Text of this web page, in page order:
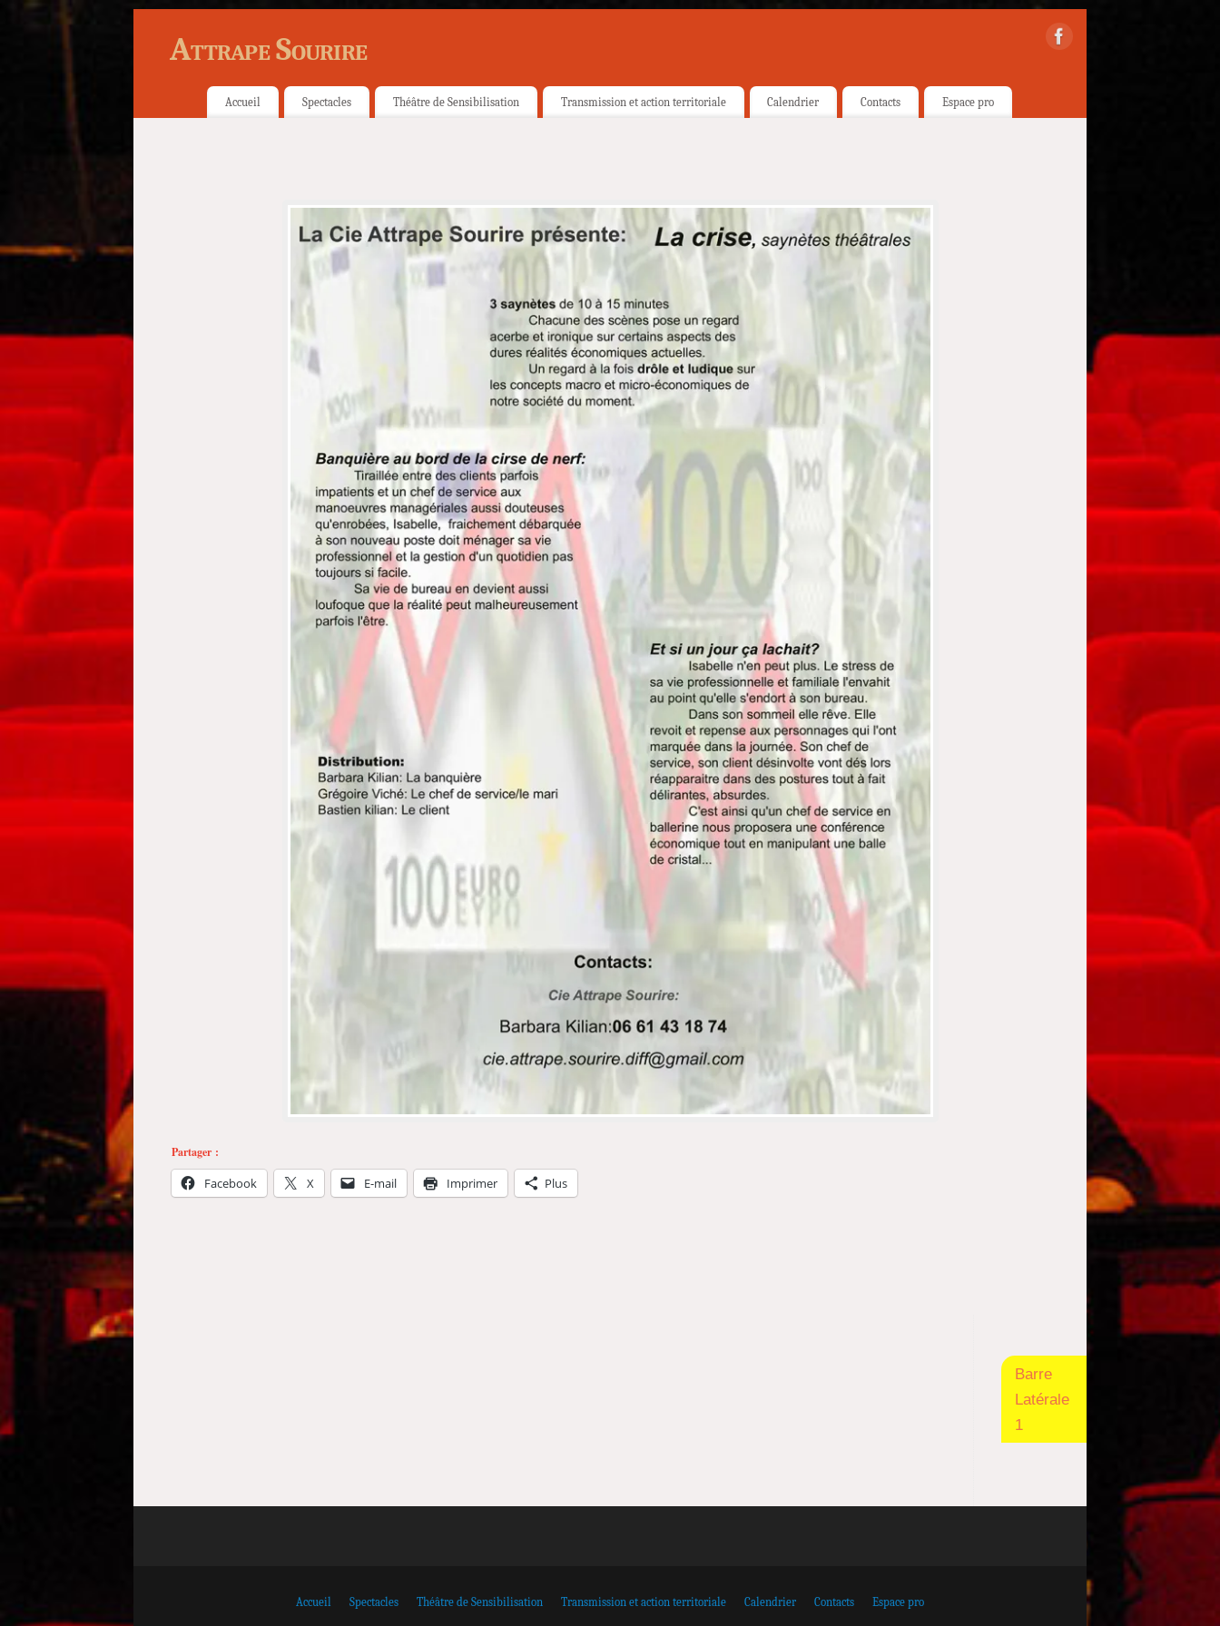
Attrape Sourire
Accueil Spectacles Théâtre de Sensibilisation Transmission et action territoriale Calendrier Contacts Espace pro
Partager :
Facebook X E-mail Imprimer Plus
Barre
Latérale
1
Accueil Spectacles Théâtre de Sensibilisation Transmission et action territoriale Calendrier Contacts Espace pro